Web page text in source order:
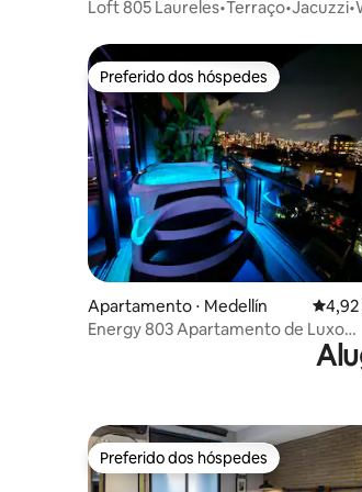
Loft 805
Preferido dos hóspedes
Preferido dos hóspedes
Apartamento ⋅ Medellín 4,92
4,92
Energy 803 Apartamento de Luxo
Preferido dos hóspedes
Preferido dos hóspedes